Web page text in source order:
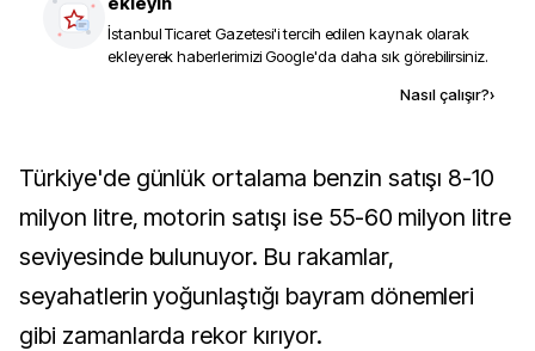
İstanbul Ticaret Gazetesi'i tercih edilen kaynak olarak
ekleyerek haberlerimizi Google'da daha sık görebilirsiniz.
Nasıl çalışır?›
Türkiye'de günlük ortalama benzin satışı 8-10
milyon litre, motorin satışı ise 55-60 milyon litre
seviyesinde bulunuyor. Bu rakamlar,
seyahatlerin yoğunlaştığı bayram dönemleri
gibi zamanlarda rekor kırıyor.